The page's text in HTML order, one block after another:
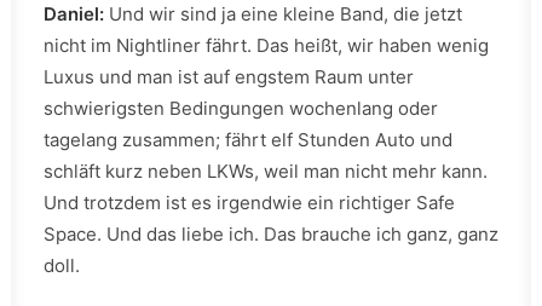
Daniel: Und wir sind ja eine kleine Band, die jetzt
nicht im Nightliner fährt. Das heißt, wir haben wenig
Luxus und man ist auf engstem Raum unter
schwierigsten Bedingungen wochenlang oder
tagelang zusammen; fährt elf Stunden Auto und
schläft kurz neben LKWs, weil man nicht mehr kann.
Und trotzdem ist es irgendwie ein richtiger Safe
Space. Und das liebe ich. Das brauche ich ganz, ganz
doll.